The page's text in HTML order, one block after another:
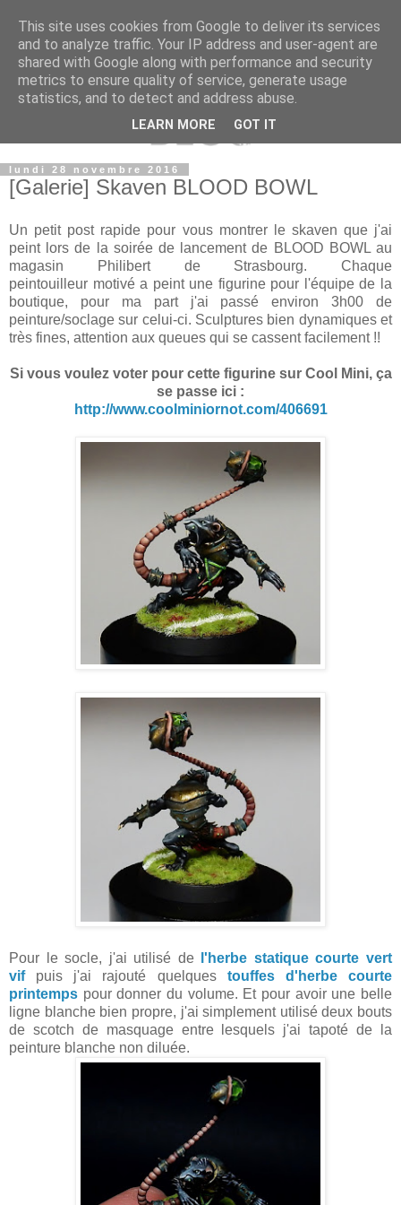
lundi 28 novembre 2016
[Galerie] Skaven BLOOD BOWL
Un petit post rapide pour vous montrer le skaven que j'ai
peint lors de la soirée de lancement de BLOOD BOWL au
magasin Philibert de Strasbourg. Chaque
peintouilleur motivé a peint une figurine pour l'équipe de la
boutique, pour ma part j'ai passé environ 3h00 de
peinture/soclage sur celui-ci. Sculptures bien dynamiques et
très fines, attention aux queues qui se cassent facilement !!
Si vous voulez voter pour cette figurine sur Cool Mini, ça
se passe ici :
http://www.coolminiornot.com/406691
Pour le socle, j'ai utilisé de
l'herbe statique courte vert
vifpuis j'ai rajouté quelques touffes d'herbe courte
printemps pour donner du volume. Et pour avoir une belle
ligne blanche bien propre, j'ai simplement utilisé deux bouts
de scotch de masquage entre lesquels j'ai tapoté de la
peinture blanche non diluée.
This site uses cookies from Google to deliver its services
and to analyze traffic. Your IP address and user-agent are
shared with Google along with performance and security
metrics to ensure quality of service, generate usage
statistics, and to detect and address abuse.
LEARN MORE GOT IT